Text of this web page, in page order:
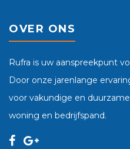
OVER ONS
Rufra is uw aanspreekpunt
Door onze jarenlange
voor vakundige en
woning en bedrijfspand.